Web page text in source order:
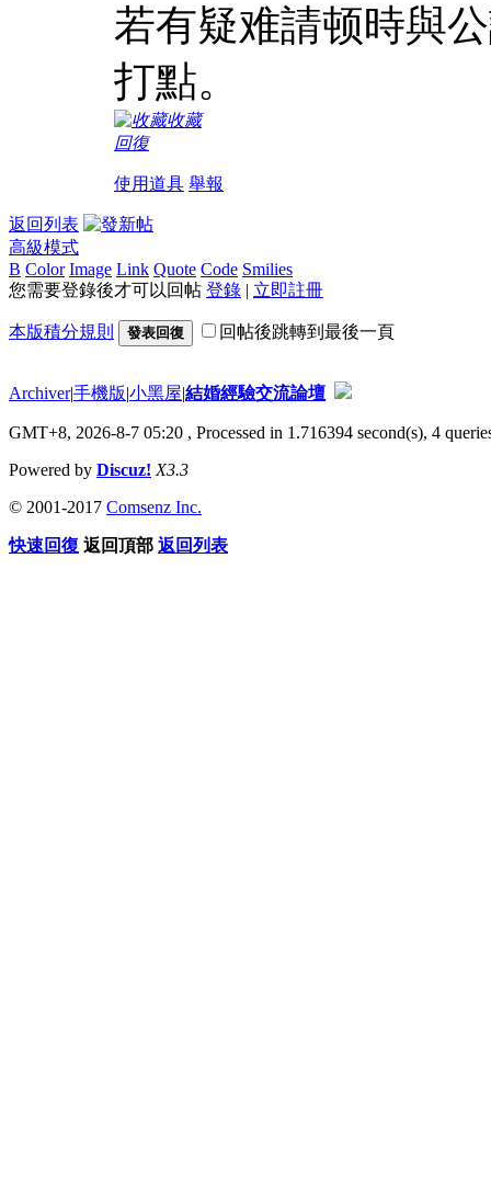
若有疑难請顿時與
打點。
收藏
回復
使用道具 舉報
返回列表
高級模式
B Color Image Link Quote Code Smilies
您需要登錄後才可以回帖 登錄 | 立即註冊
本版積分規則 發表回復 回帖後跳轉到最後一頁
Archiver|手機版|小黑屋|結婚經驗交流論壇
GMT+8, 2026-8-7 05:20 , Processed in 1.716394 second(s), 4
Powered by Discuz! X3.3
© 2001-2017 Comsenz Inc.
快速回復 返回頂部 返回列表